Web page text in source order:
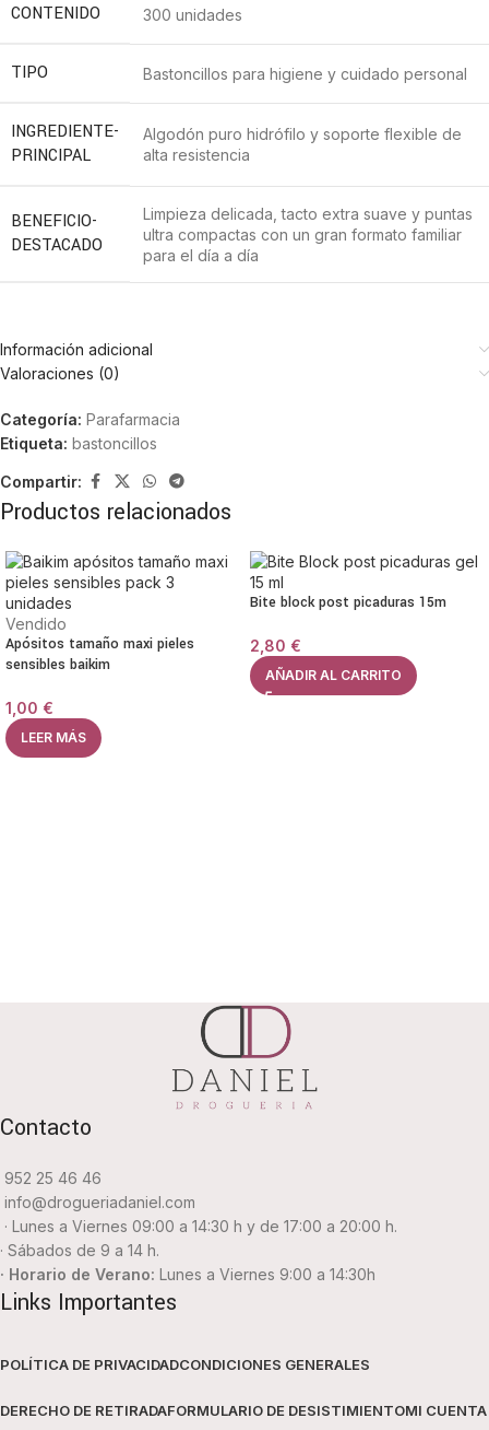
CONTENIDO 300 unidades
TIPO Bastoncillos para higiene y cuidado personal
INGREDIENTE-
PRINCIPAL
Algodón puro hidrófilo y soporte flexible de
alta resistencia
BENEFICIO-
DESTACADO
Limpieza delicada, tacto extra suave y puntas
ultra compactas con un gran formato familiar
para el día a día
Información adicional
Valoraciones (0)
Categoría: Parafarmacia
Etiqueta: bastoncillos
Compartir:
Productos relacionados
Vendido
Apósitos tamaño maxi pieles
sensibles baikim
1,00 €
LEER MÁS
Bite block post picaduras 15m
2,80 €
AÑADIR AL CARRITO
Contacto
952 25 46 46
info@drogueriadaniel.com
· Lunes a Viernes 09:00 a 14:30 h y de 17:00 a 20:00 h.
· Sábados de 9 a 14 h.
· Horario de Verano: Lunes a Viernes 9:00 a 14:30h
Links Importantes
POLÍTICA DE PRIVACIDADCONDICIONES GENERALES
DERECHO DE RETIRADAFORMULARIO DE DESISTIMIENTOMI CUENTA